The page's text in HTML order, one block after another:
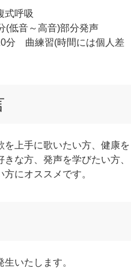
呼吸
低音～高音)部分発声
分 曲練習(時間には個人差
上手に歌いたい方、健康を
な方、発声を学びたい方、
にオススメです。
いたします。